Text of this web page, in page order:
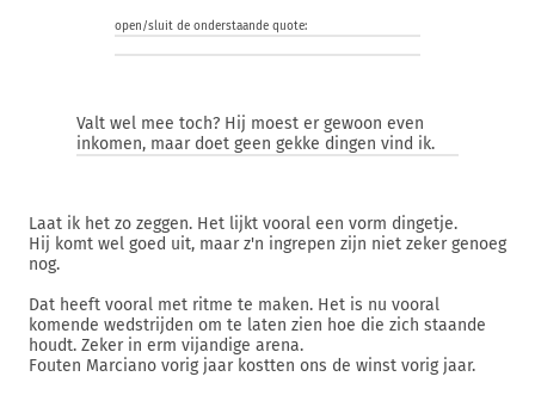
open/sluit de onderstaande quote:
Valt wel mee toch? Hij moest er gewoon even
inkomen, maar doet geen gekke dingen vind ik.
Laat ik het zo zeggen. Het lijkt vooral een vorm dingetje.
Hij komt wel goed uit, maar z'n ingrepen zijn niet zeker genoeg
nog.
Dat heeft vooral met ritme te maken. Het is nu vooral
komende wedstrijden om te laten zien hoe die zich staande
houdt. Zeker in erm vijandige arena.
Fouten Marciano vorig jaar kostten ons de winst vorig jaar.